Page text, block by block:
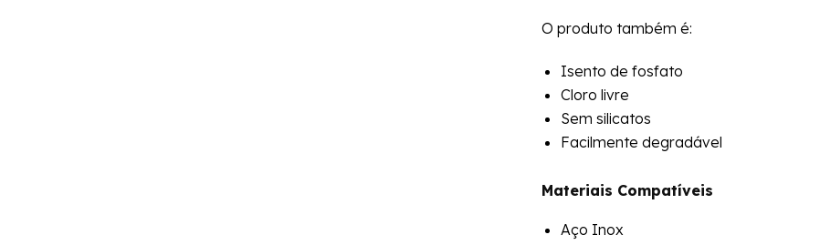
O produto também é:
Isento de fosfato
Cloro livre
Sem silicatos
Facilmente degradável
Materiais Compatíveis
Aço Inox